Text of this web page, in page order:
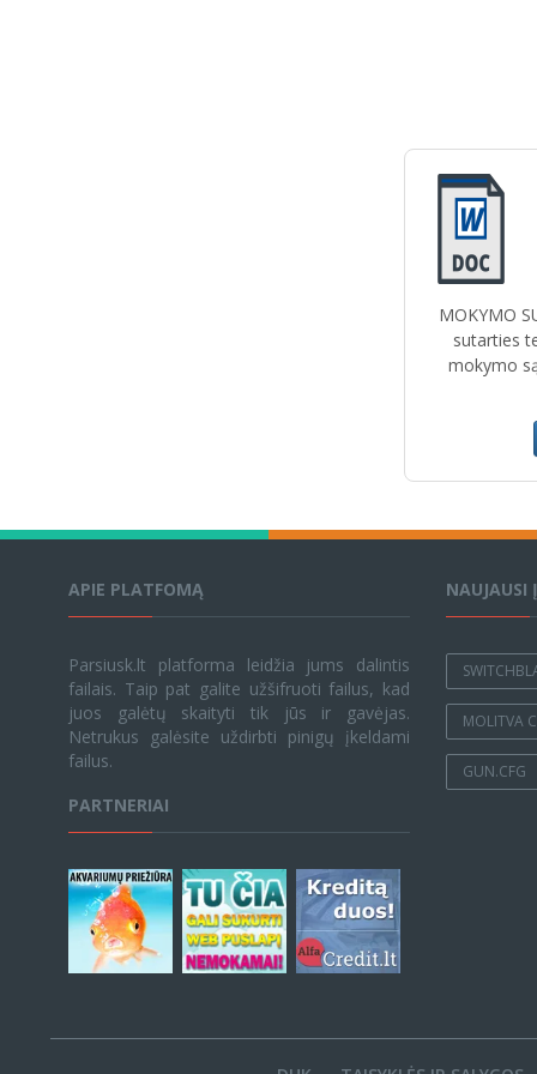
MOKYMO
sutarties
mokymo
APIE PLATFOMĄ
Parsiusk.lt platforma leidžia jums dalintis
failais. Taip pat galite užšifruoti failus, kad
juos galėtų skaityti tik jūs ir gavėjas.
Netrukus galėsite uždirbti pinigų įkeldami
failus.
PARTNERIAI
NAUJAUSI
MOLITVA
GUN.CFG